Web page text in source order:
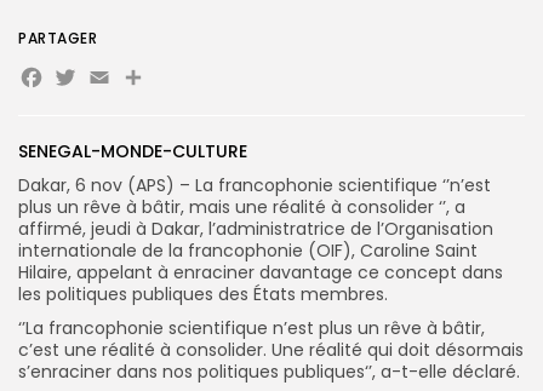
Search
for:
Button
FR
SENEGAL-MONDE-CULTURE
Dakar, 6 nov (APS) – La francophonie scientifique ‘’n’est
plus un rêve à bâtir, mais une réalité à consolider ‘’, a
affirmé, jeudi à Dakar, l’administratrice de l’Organisation
internationale de la francophonie (OIF), Caroline Saint
Hilaire, appelant à enraciner davantage ce concept dans
les politiques publiques des États membres.
‘’La francophonie scientifique n’est plus un rêve à bâtir,
c’est une réalité à consolider. Une réalité qui doit désormais
s’enraciner dans nos politiques publiques‘’, a-t-elle déclaré.
PARTAGER
Facebook
Twitter
EmailPartager